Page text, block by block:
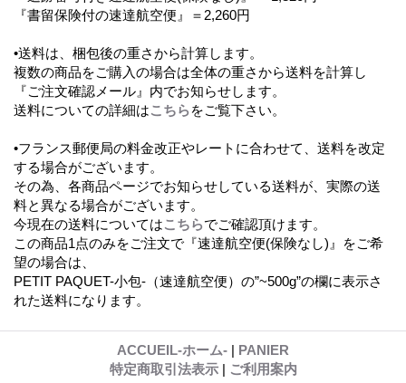
『書留保険付の速達航空便』＝2,260円
•送料は、梱包後の重さから計算します。
複数の商品をご購入の場合は全体の重さから送料を計算し
『ご注文確認メール』内でお知らせします。
送料についての詳細はこちらをご覧下さい。
•フランス郵便局の料金改正やレートに合わせて、送料を改定
する場合がございます。
その為、各商品ページでお知らせしている送料が、実際の送
料と異なる場合がございます。
今現在の送料についてはこちらでご確認頂けます。
この商品1点のみをご注文で『速達航空便(保険なし)』をご希
望の場合は、
PETIT PAQUET-小包-（速達航空便）の”~500g”の欄に表示さ
れた送料になります。
ACCUEIL-ホーム- | PANIER
特定商取引法表示 | ご利用案内